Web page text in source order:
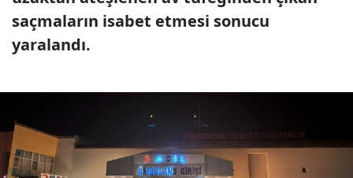
saçmaların isabet etmesi sonucu
yaralandı.